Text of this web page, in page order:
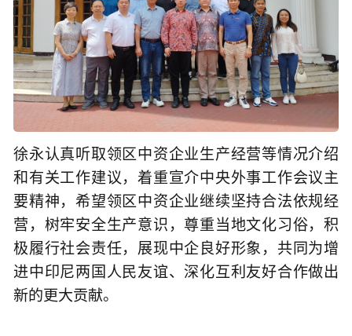
徐永认真听取领区中资企业生产经营等情况介绍
和有关工作建议，着重宣介中央外事工作会议主
要精神，希望领区中资企业继续坚持合法依规经
营，树牢安全生产意识，尊重当地文化习俗，积
极履行社会责任，展现中企良好形象，共同为增
进中印尼两国人民友谊、深化互利友好合作做出
新的更大贡献。